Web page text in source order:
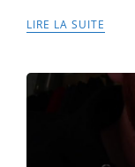
LIRE LA SUITE